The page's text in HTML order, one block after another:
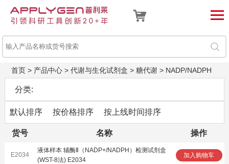
首页> 产品中心> 代谢与生化试剂盒 > 糖代谢> NADP/NADPH
分类:
默认排序 按价格排序 按上线时间排序
货号 名称 操作
E2034
液体样本 辅酶Ⅱ（NADP+/NADPH）检测试剂盒
(WST-8法) E2034
加入购物车